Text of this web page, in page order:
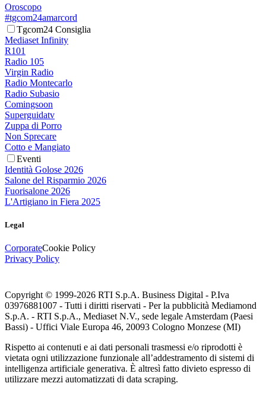
Oroscopo
#tgcom24amarcord
Tgcom24 Consiglia
Mediaset Infinity
R101
Radio 105
Virgin Radio
Radio Montecarlo
Radio Subasio
Comingsoon
Superguidatv
Zuppa di Porro
Non Sprecare
Cotto e Mangiato
Eventi
Identità Golose 2026
Salone del Risparmio 2026
Fuorisalone 2026
L'Artigiano in Fiera 2025
Legal
CorporateCookie Policy
Privacy Policy
Copyright © 1999-2026 RTI S.p.A. Business Digital - P.Iva
03976881007 - Tutti i diritti riservati - Per la pubblicità Mediamond
S.p.A. - RTI S.p.A., Mediaset N.V., sede legale Amsterdam (Paesi
Bassi) - Uffici Viale Europa 46, 20093 Cologno Monzese (MI)
Rispetto ai contenuti e ai dati personali trasmessi e/o riprodotti è
vietata ogni utilizzazione funzionale all’addestramento di sistemi di
intelligenza artificiale generativa. È altresì fatto divieto espresso di
utilizzare mezzi automatizzati di data scraping.